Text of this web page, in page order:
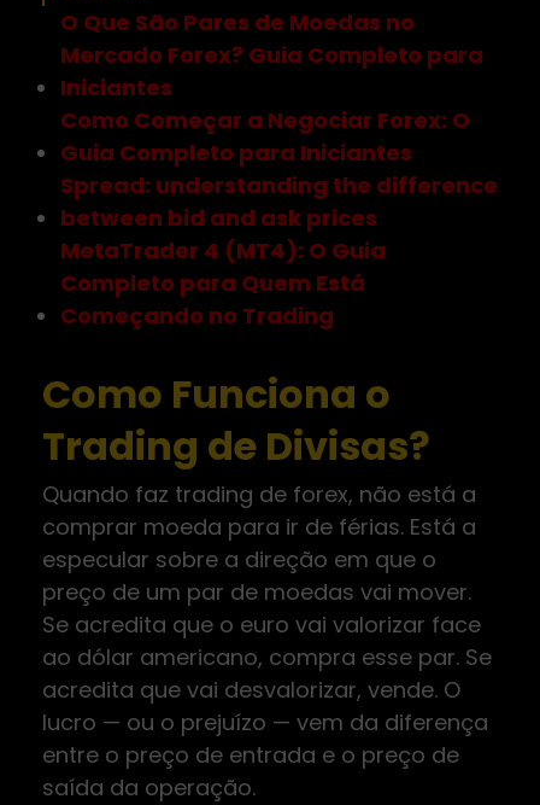
O Que São Pares de Moedas no
Mercado Forex? Guia Completo para
Iniciantes
Como Começar a Negociar Forex: O
Guia Completo para Iniciantes
Spread: understanding the difference
between bid and ask prices
MetaTrader 4 (MT4): O Guia
Completo para Quem Está
Começando no Trading
Como Funciona o
Trading de Divisas?
Quando faz trading de forex, não está a
comprar moeda para ir de férias. Está a
especular sobre a direção em que o
preço de um par de moedas vai mover.
Se acredita que o euro vai valorizar face
ao dólar americano, compra esse par. Se
acredita que vai desvalorizar, vende. O
lucro — ou o prejuízo — vem da diferença
entre o preço de entrada e o preço de
saída da operação.